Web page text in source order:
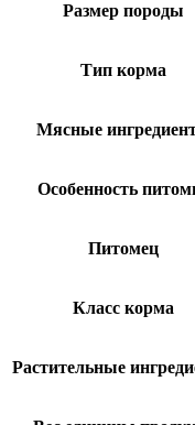
Размер породы
Тип корма
Мясные
Особенность
Питомец
Класс корма
Растительные